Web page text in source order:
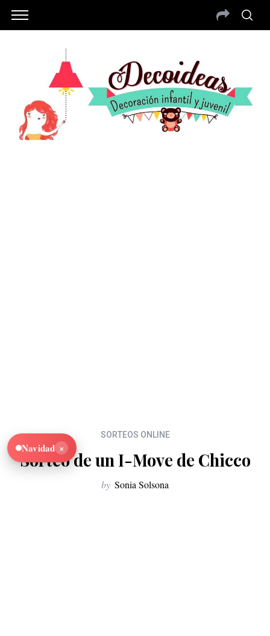
SORTEOS ONLINE
Sorteo de un I-Move de Chicco
by Sonia Solsona
Navidad ×